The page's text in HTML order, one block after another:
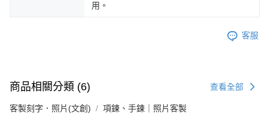
用。
客服
商品相關分類 (6) 查看全部
客製刻字．照片(文創) 項鍊、手鍊｜照片客製